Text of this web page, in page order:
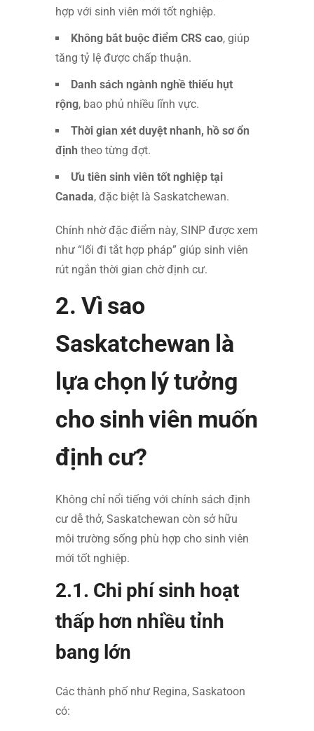
hợp với sinh viên mới tốt nghiệp.
Không bắt buộc điểm CRS cao, giúp
tăng tỷ lệ được chấp thuận.
Danh sách ngành nghề thiếu hụt
rộng, bao phủ nhiều lĩnh vực.
Thời gian xét duyệt nhanh, hồ sơ ổn
định theo từng đợt.
Ưu tiên sinh viên tốt nghiệp tại
Canada, đặc biệt là Saskatchewan.
Chính nhờ đặc điểm này, SINP được xem
như “lối đi tắt hợp pháp” giúp sinh viên
rút ngắn thời gian chờ định cư.
2. Vì sao
Saskatchewan là
lựa chọn lý tưởng
cho sinh viên muốn
định cư?
Không chỉ nổi tiếng với chính sách định
cư dễ thở, Saskatchewan còn sở hữu
môi trường sống phù hợp cho sinh viên
mới tốt nghiệp.
2.1. Chi phí sinh hoạt
thấp hơn nhiều tỉnh
bang lớn
Các thành phố như Regina, Saskatoon
có: